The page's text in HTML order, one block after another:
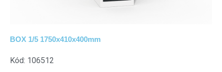
BOX 1/5 1750x410x400mm
Kód: 106512